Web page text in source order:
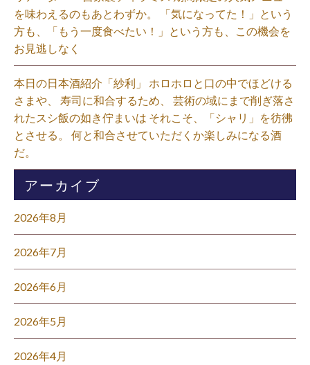
を味わえるのもあとわずか。 「気になってた！」という
方も、「もう一度食べたい！」という方も、この機会を
お見逃しなく⁡
本日の日本酒紹介「紗利」 ホロホロと口の中でほどける
さまや、 寿司に和合するため、 芸術の域にまで削ぎ落さ
れたスシ飯の如き佇まいは それこそ、「シャリ」を彷彿
とさせる。 何と和合させていただくか楽しみになる酒
だ。⁡
アーカイブ
2026年8月
2026年7月
2026年6月
2026年5月
2026年4月